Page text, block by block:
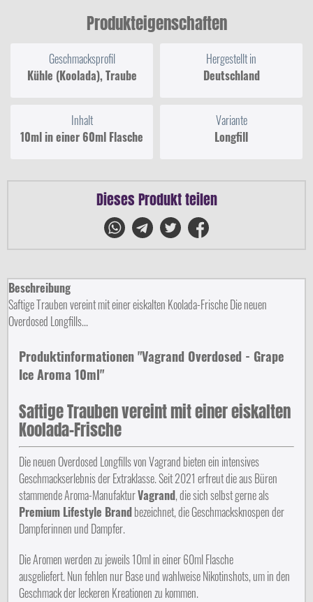
Produkteigenschaften
Geschmacksprofil
Kühle (Koolada), Traube
Hergestellt in
Deutschland
Inhalt
10ml in einer 60ml Flasche
Variante
Longfill
Dieses Produkt teilen
Beschreibung
Saftige Trauben vereint mit einer eiskalten Koolada-Frische Die neuen
Overdosed Longfills...
Produktinformationen "Vagrand Overdosed - Grape
Ice Aroma 10ml"
Saftige Trauben vereint mit einer eiskalten
Koolada-Frische
Die neuen Overdosed Longfills von Vagrand bieten ein intensives
Geschmackserlebnis der Extraklasse. Seit 2021 erfreut die aus Büren
stammende Aroma-ManufakturVagrand, die sich selbst gerne als
Premium Lifestyle Brandbezeichnet, die Geschmacksknospen der
Dampferinnen und Dampfer.
Die Aromen werden zu jeweils 10ml in einer 60ml Flasche
ausgeliefert. Nun fehlen nur Base und wahlweise Nikotinshots, um in den
Geschmack der leckeren Kreationen zu kommen.